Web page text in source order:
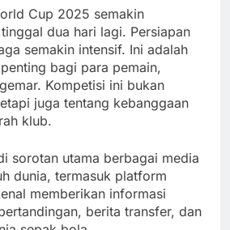
Cup 2025 semakin
dua hari lagi. Persiapan
semakin intensif. Ini adalah
bagi para pemain,
Kompetisi ini bukan
juga tentang kebanggaan
klub.
sorotan utama berbagai media
dunia, termasuk platform
memberikan informasi
berita transfer, dan